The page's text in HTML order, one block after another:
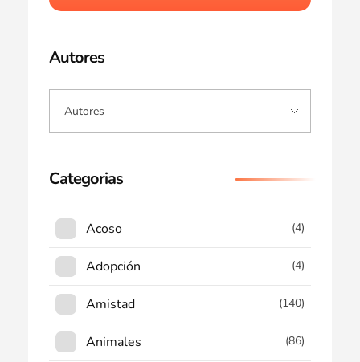
Autores
Categorias
Acoso (4)
Adopción (4)
Amistad (140)
Animales (86)